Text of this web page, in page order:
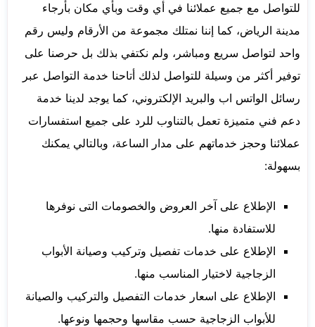
للتواصل مع جميع عملائنا في أي وقت وبأي مكان بأرجاء
مدينة الرياض، كما إننا نمتلك مجموعة من الأرقام وليس رقم
واحد لتواصل سريع ومباشر، ولم نكتفي بذلك بل حرصنا على
توفير أكثر من وسيلة للتواصل لذلك أتاحنا خدمة التواصل عبر
رسائل الواتس اب والبريد الإلكتروني، كما يوجد لدينا خدمة
دعم فني متميزة تعمل بالتناوب للرد على جميع استفسارات
عملائنا وحجز خدماتهم على مدار الساعة، وبالتالي يمكنك
بسهولة:
الإطلاع على آخر العروض والخصومات التى نوفرها
للاستفادة منها.
الإطلاع على خدمات تفصيل وتركيب وصيانة الأبواب
الزجاجية لاختيار المناسب منها.
الإطلاع على اسعار خدمات التفصيل والتركيب والصيانة
للأبواب الزجاجية حسب مقاسها وحجمها ونوعها.